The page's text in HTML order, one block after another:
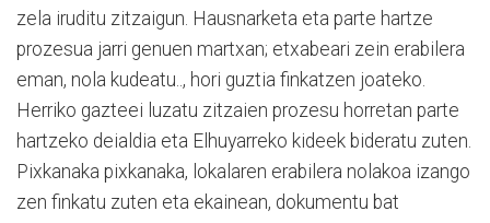
zela iruditu zitzaigun. Hausnarketa eta parte hartze
prozesua jarri genuen martxan; etxabeari zein erabilera
eman, nola kudeatu.., hori guztia finkatzen joateko.
Herriko gazteei luzatu zitzaien prozesu horretan parte
hartzeko deialdia eta Elhuyarreko kideek bideratu zuten.
Pixkanaka pixkanaka, lokalaren erabilera nolakoa izango
zen finkatu zuten eta ekainean, dokumentu bat